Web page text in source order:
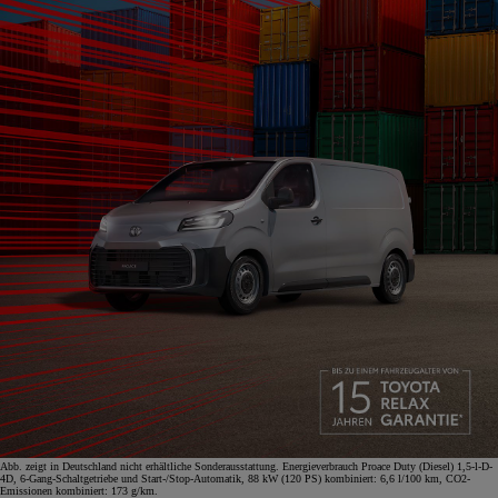
Abb. zeigt in Deutschland nicht erhältliche Sonderausstattung. Energieverbrauch Proace Duty (Diesel) 1,5-l-D-
4D, 6-Gang-Schaltgetriebe und Start-/Stop-Automatik, 88 kW (120 PS) kombiniert: 6,6 l/100 km, CO2-
Emissionen kombiniert: 173 g/km.